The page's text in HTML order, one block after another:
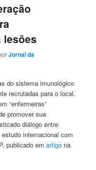
lesões
Jornal da
do sistema imunológico
recrutadas para o local.
“enfermeiras”
promover sua
diálogo entre
internacional com
publicado emartigo na